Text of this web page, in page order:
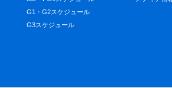
G1・G2スケジュール
G3スケジュール